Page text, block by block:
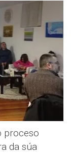
proceso
da súa